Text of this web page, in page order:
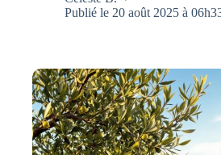
Publié le 20 août 2025 à